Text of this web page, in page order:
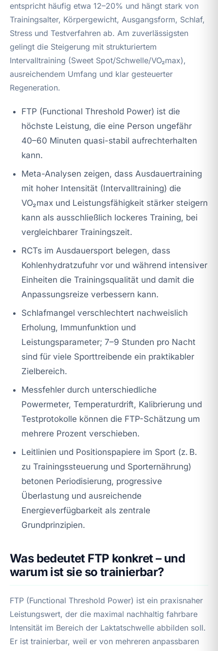
entspricht häufig etwa 12–20% und hängt stark von
Trainingsalter, Körpergewicht, Ausgangsform, Schlaf,
Stress und Testverfahren ab. Am zuverlässigsten
gelingt die Steigerung mit strukturiertem
Intervalltraining (Sweet Spot/Schwelle/VO₂max),
ausreichendem Umfang und klar gesteuerter
Regeneration.
FTP (Functional Threshold Power) ist die
höchste Leistung, die eine Person ungefähr
40–60 Minuten quasi-stabil aufrechterhalten
kann.
Meta-Analysen zeigen, dass Ausdauertraining
mit hoher Intensität (Intervalltraining) die
VO₂max und Leistungsfähigkeit stärker steigern
kann als ausschließlich lockeres Training, bei
vergleichbarer Trainingszeit.
RCTs im Ausdauersport belegen, dass
Kohlenhydratzufuhr vor und während intensiver
Einheiten die Trainingsqualität und damit die
Anpassungsreize verbessern kann.
Schlafmangel verschlechtert nachweislich
Erholung, Immunfunktion und
Leistungsparameter; 7–9 Stunden pro Nacht
sind für viele Sporttreibende ein praktikabler
Zielbereich.
Messfehler durch unterschiedliche
Powermeter, Temperaturdrift, Kalibrierung und
Testprotokolle können die FTP-Schätzung um
mehrere Prozent verschieben.
Leitlinien und Positionspapiere im Sport (z. B.
zu Trainingssteuerung und Sporternährung)
betonen Periodisierung, progressive
Überlastung und ausreichende
Energieverfügbarkeit als zentrale
Grundprinzipien.
Was bedeutet FTP konkret – und
warum ist sie so trainierbar?
FTP (Functional Threshold Power) ist ein praxisnaher
Leistungswert, der die maximal nachhaltig fahrbare
Intensität im Bereich der Laktatschwelle abbilden soll.
Er ist trainierbar, weil er von mehreren anpassbaren